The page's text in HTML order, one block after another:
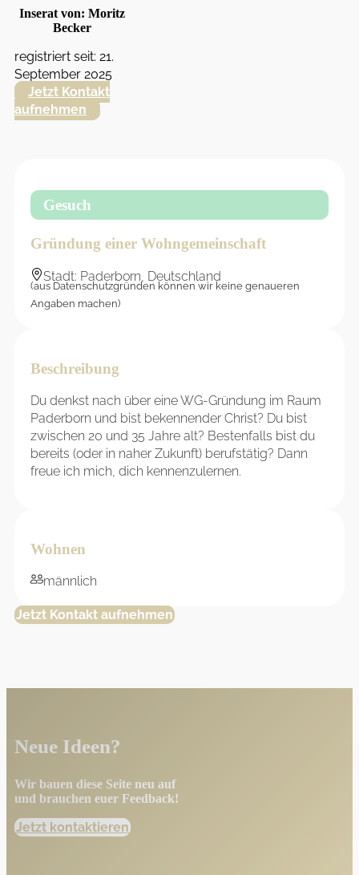
Inserat von: Moritz
Becker
registriert seit: 21.
September 2025
Jetzt Kontakt
aufnehmen
Gesuch
Gründung einer Wohngemeinschaft
Stadt: Paderborn, Deutschland
(aus Datenschutzgründen können wir keine genaueren
Angaben machen)
Beschreibung
Du denkst nach über eine WG-Gründung im Raum
Paderborn und bist bekennender Christ? Du bist
zwischen 20 und 35 Jahre alt? Bestenfalls bist du
bereits (oder in naher Zukunft) berufstätig? Dann
freue ich mich, dich kennenzulernen.
Wohnen
männlich
Jetzt Kontakt aufnehmen
Neue Ideen?
Wir bauen diese Seite neu auf
und brauchen euer Feedback!
Jetzt kontaktieren